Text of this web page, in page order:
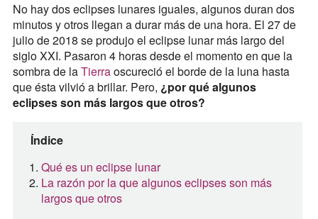
No hay dos eclipses lunares iguales, algunos duran dos
minutos y otros llegan a durar más de una hora. El 27 de
julio de 2018 se produjo el eclipse lunar más largo del
siglo XXI. Pasaron 4 horas desde el momento en que la
sombra de laTierraoscureció el borde de la luna hasta
que ésta vilvió a brillar. Pero, ¿por qué algunos
eclipses son más largos que otros?
Índice
Qué es un eclipse lunar
La razón por la que algunos eclipses son más
largos que otros